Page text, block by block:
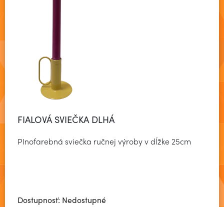
FIALOVÁ SVIEČKA DLHÁ
Plnofarebná sviečka ručnej výroby v dĺžke 25cm
Dostupnosť: Nedostupné